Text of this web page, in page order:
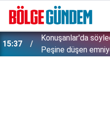
15:37
Konuşanlar'da
Peşine düşen